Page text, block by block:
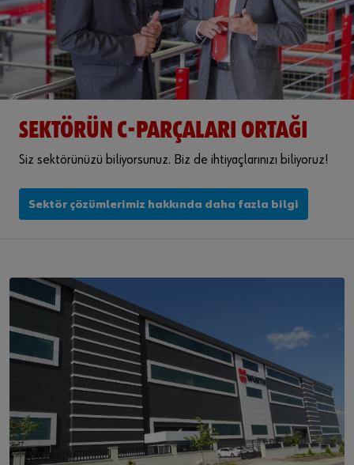
SEKTÖRÜN C-PARÇALARI ORTAĞI
Siz sektörünüzü biliyorsunuz. Biz de ihtiyaçlarınızı biliyoruz!
Sektör çözümlerimiz hakkında daha fazla bilgi